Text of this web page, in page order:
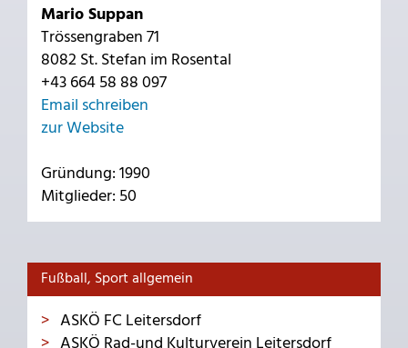
Mario Suppan
Trössengraben 71
8082 St. Stefan im Rosental
+43 664 58 88 097
Email schreiben
zur Website
Gründung: 1990
Mitglieder: 50
Fußball, Sport allgemein
ASKÖ FC Leitersdorf